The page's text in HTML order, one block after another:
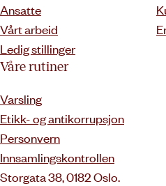
Ansatte
Vårt arbeid
Ledig stillinger
Våre rutiner
Varsling
Etikk- og antikorrupsjon
Personvern
Innsamlingskontrollen
Storgata 38, 0182 Oslo.